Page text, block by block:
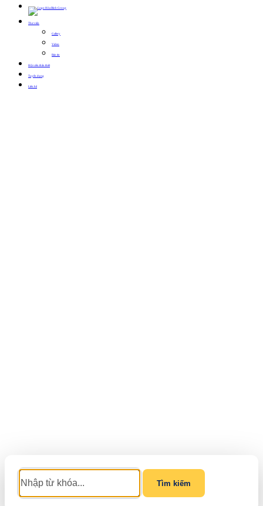
Thư viện
Gallery
Video
Bản tin
Hội viên thân thiết
Tuyển dụng
Liên hệ
Tìm kiếm